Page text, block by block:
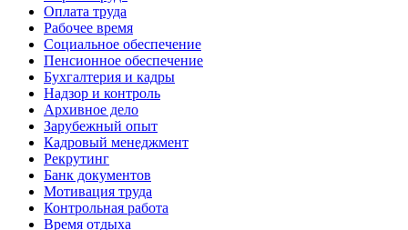
Оплата труда
Рабочее время
Социальное обеспечение
Пенсионное обеспечение
Бухгалтерия и кадры
Надзор и контроль
Архивное дело
Зарубежный опыт
Кадровый менеджмент
Рекрутинг
Банк документов
Мотивация труда
Контрольная работа
Время отдыха